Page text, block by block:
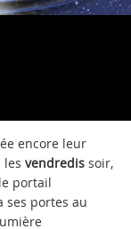
encore leur
les vendredis soir,
portail
portes au